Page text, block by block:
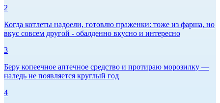
2
Когда котлеты надоели, готовлю праженки: тоже из фарша, но
вкус совсем другой - обалденно вкусно и интересно
3
Беру копеечное аптечное средство и протираю морозилку —
наледь не появляется круглый год
4